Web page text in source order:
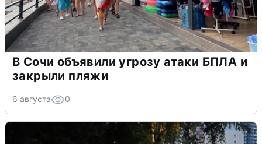
В Сочи объявили угрозу атаки БПЛА и
закрыли пляжи
6 августа 0